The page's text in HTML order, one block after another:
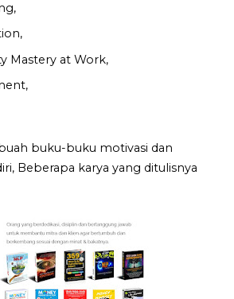
Mastery at Work,
buku-buku motivasi dan
Beberapa karya yang ditulisnya